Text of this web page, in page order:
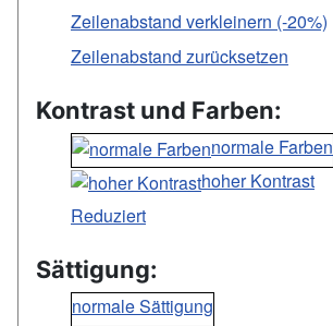
Zeilenabstand verkleinern (-20%)
Zeilenabstand zurücksetzen
Kontrast und Farben:
normale Farben
hoher Kontrast
Reduziert
Sättigung:
normale Sättigung